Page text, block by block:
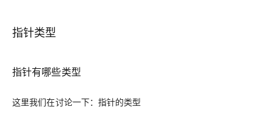
指针类型
指针有哪些类型
这里我们在讨论一下：指针的类型